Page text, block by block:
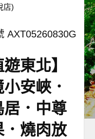
1218
店)
AXT05260830G
東北】
安峽．
．中尊
燒肉放